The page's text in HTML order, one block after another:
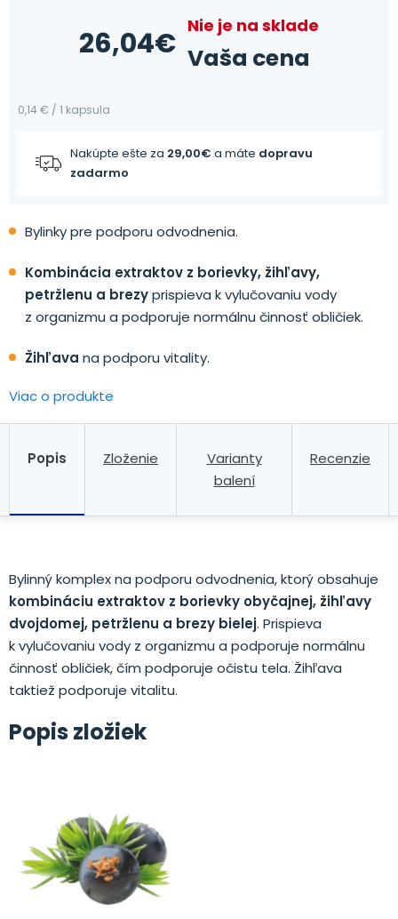
26,04€ Nie je na sklade
Vaša cena
0,14 € / 1 kapsula
Nakúpte ešte za 29,00€ a máte dopravu
zadarmo
Bylinky pre podporu odvodnenia.
Kombinácia extraktov z borievky, žihľavy,
petržlenu a brezyprispieva k vylučovaniu vody
z organizmu a podporuje normálnu činnosť obličiek.
Žihľava na podporu vitality.
Viac o produkte
Popis Zloženie
Varianty
balení
Recenzie
Bylinný komplex na podporu odvodnenia, ktorý obsahuje
kombináciu extraktov z borievky obyčajnej, žihľavy
dvojdomej, petržlenu a brezy bielej. Prispieva
k vylučovaniu vody z organizmu a podporuje normálnu
činnosť obličiek, čím podporuje očistu tela. Žihľava
taktiež podporuje vitalitu.
Popis zložiek